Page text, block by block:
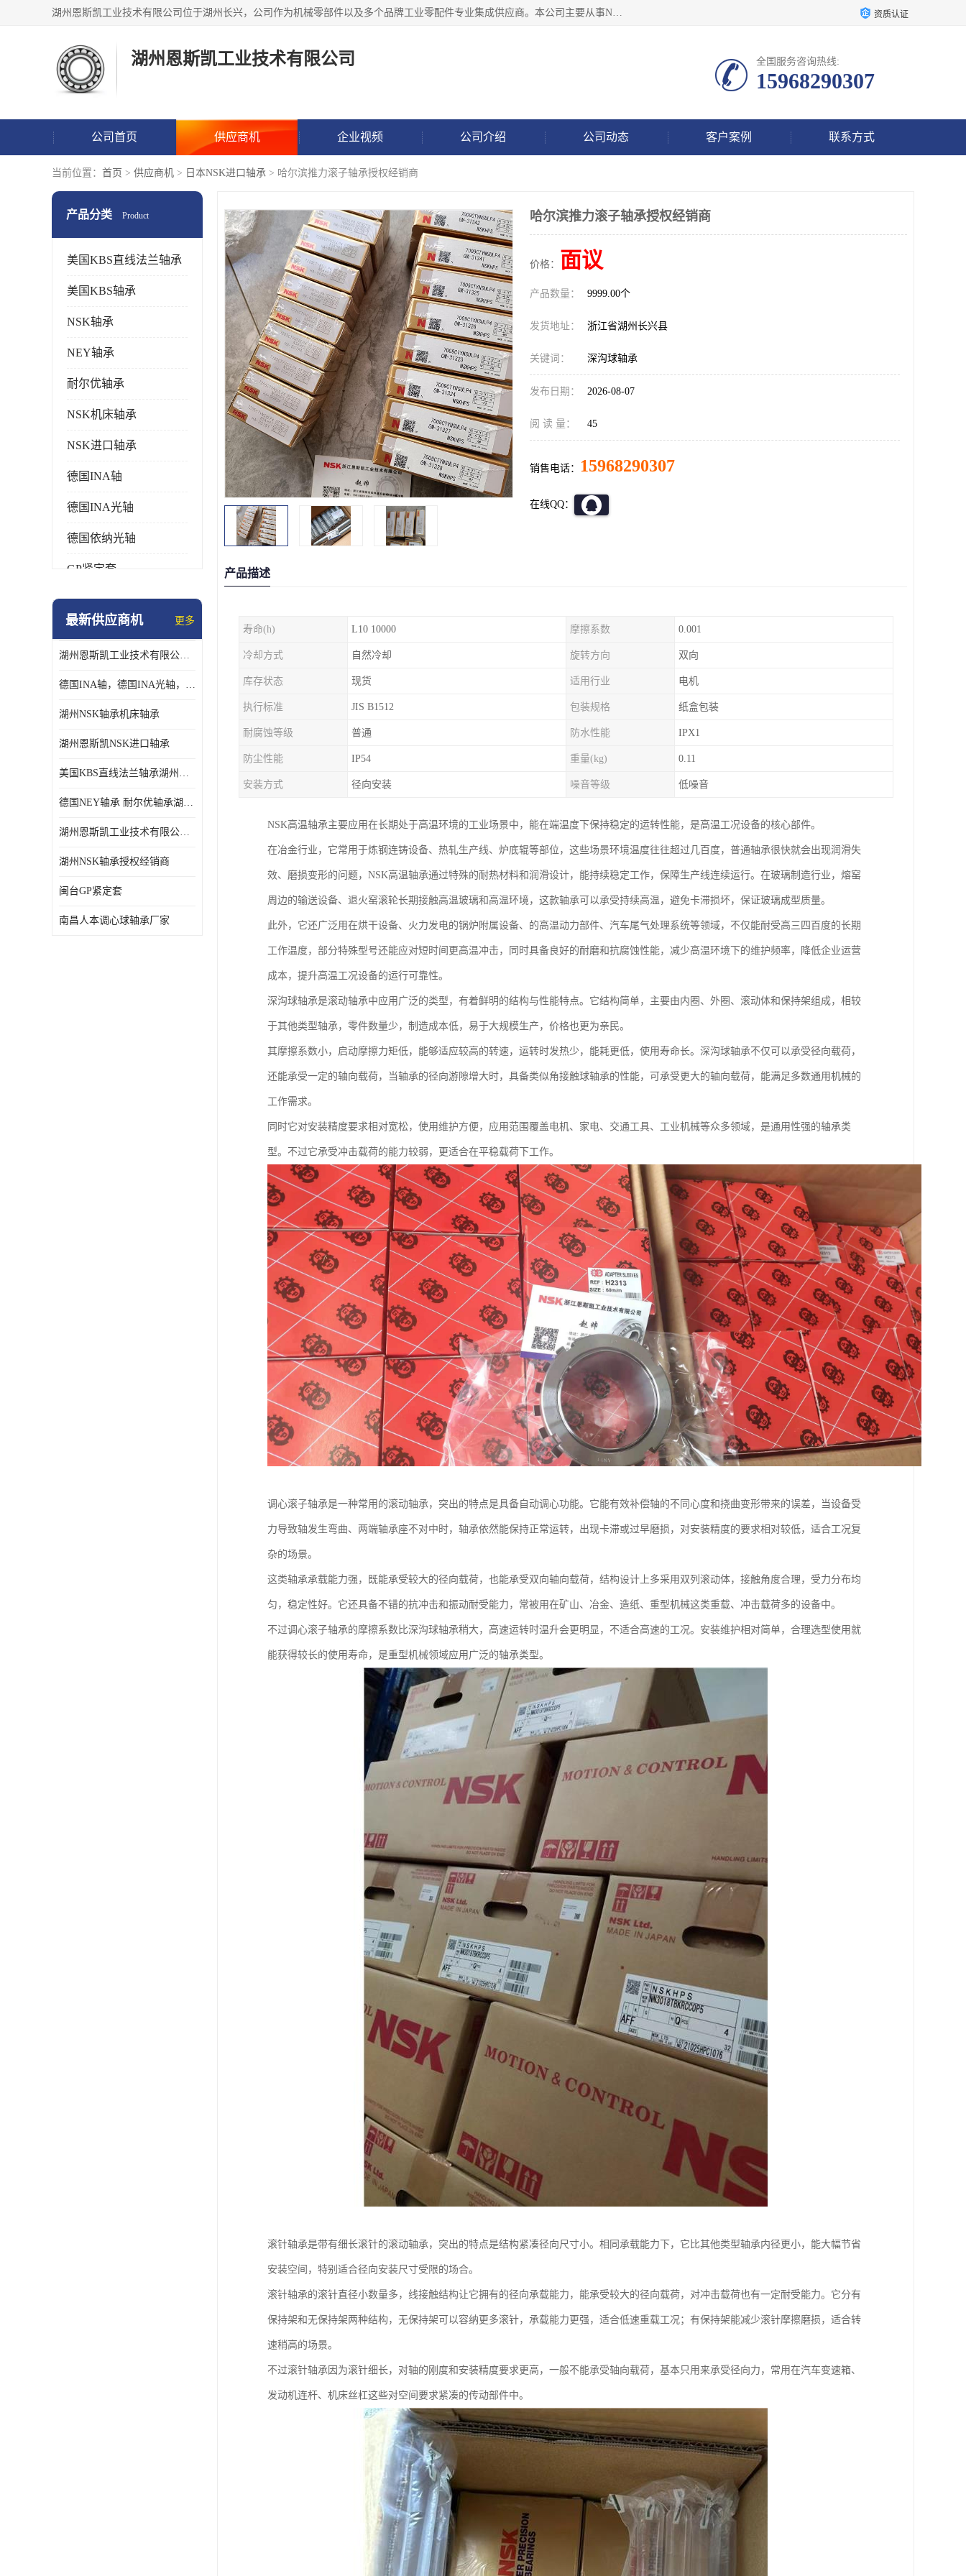
湖州恩斯凯工业技术有限公司位于湖州长兴，公司作为机械零部件以及多个品牌工业零配件专业集成供应商。本公司主要从事NSK进口轴承、SKF进口轴承、FAG进口轴承、NTN进口轴承、国产轴承：ZWZ、HRB、C&U轴承外球面轴承、导轨、丝杠、滑块、 润滑油、工业皮带及其他工业零部件的销售. 资质认证
湖州恩斯凯工业技术有限公司 全国服务咨询热线:
15968290307
公司首页 供应商机 企业视频 公司介绍 公司动态 客户案例 联系方式
当前位置： 首页 > 供应商机 > 日本NSK进口轴承 > 哈尔滨推力滚子轴承授权经销商
产品分类 Product
美国KBS直线法兰轴承
美国KBS轴承
NSK轴承
NEY轴承
耐尔优轴承
NSK机床轴承
NSK进口轴承
德国INA轴
德国INA光轴
德国依纳光轴
GP紧定套
SKF轴承
日本NSK进口轴承
德国INA进口轴承
最新供应商机 更多
湖州恩斯凯工业技术有限公司 湖州NSK轴承
德国INA轴，德国INA光轴，德国依纳光轴
湖州NSK轴承机床轴承
湖州恩斯凯NSK进口轴承
美国KBS直线法兰轴承湖州KBS轴承
德国NEY轴承 耐尔优轴承湖州代理商
湖州恩斯凯工业技术有限公司NSK轴承*经销商
湖州NSK轴承授权经销商
闽台GP紧定套
南昌人本调心球轴承厂家
哈尔滨推力滚子轴承授权经销商
价格： 面议
产品数量： 9999.00个
发货地址： 浙江省湖州长兴县
关键词： 深沟球轴承
发布日期： 2026-08-07
阅 读 量： 45
销售电话： 15968290307
在线QQ：
产品描述
寿命(h) L10 10000 摩擦系数 0.001
冷却方式 自然冷却 旋转方向 双向
库存状态 现货 适用行业 电机
执行标准 JIS B1512 包装规格 纸盒包装
耐腐蚀等级 普通 防水性能 IPX1
防尘性能 IP54 重量(kg) 0.11
安装方式 径向安装 噪音等级 低噪音
NSK高温轴承主要应用在长期处于高温环境的工业场景中，能在端温度下保持稳定的运转性能，是高温工况设备的核心部件。
在冶金行业，它常用于炼钢连铸设备、热轧生产线、炉底辊等部位，这些场景环境温度往往超过几百度，普通轴承很快就会出现润滑失
效、磨损变形的问题，NSK高温轴承通过特殊的耐热材料和润滑设计，能持续稳定工作，保障生产线连续运行。在玻璃制造行业，熔窑
周边的输送设备、退火窑滚轮长期接触高温玻璃和高温环境，这款轴承可以承受持续高温，避免卡滞损坏，保证玻璃成型质量。
此外，它还广泛用在烘干设备、火力发电的锅炉附属设备、的高温动力部件、汽车尾气处理系统等领域，不仅能耐受高三四百度的长期
工作温度，部分特殊型号还能应对短时间更高温冲击，同时具备良好的耐磨和抗腐蚀性能，减少高温环境下的维护频率，降低企业运营
成本，提升高温工况设备的运行可靠性。
深沟球轴承是滚动轴承中应用广泛的类型，有着鲜明的结构与性能特点。它结构简单，主要由内圈、外圈、滚动体和保持架组成，相较
于其他类型轴承，零件数量少，制造成本低，易于大规模生产，价格也更为亲民。
其摩擦系数小，启动摩擦力矩低，能够适应较高的转速，运转时发热少，能耗更低，使用寿命长。深沟球轴承不仅可以承受径向载荷，
还能承受一定的轴向载荷，当轴承的径向游隙增大时，具备类似角接触球轴承的性能，可承受更大的轴向载荷，能满足多数通用机械的
工作需求。
同时它对安装精度要求相对宽松，使用维护方便，应用范围覆盖电机、家电、交通工具、工业机械等众多领域，是通用性强的轴承类
型。不过它承受冲击载荷的能力较弱，更适合在平稳载荷下工作。
调心滚子轴承是一种常用的滚动轴承，突出的特点是具备自动调心功能。它能有效补偿轴的不同心度和挠曲变形带来的误差，当设备受
力导致轴发生弯曲、两端轴承座不对中时，轴承依然能保持正常运转，出现卡滞或过早磨损，对安装精度的要求相对较低，适合工况复
杂的场景。
这类轴承承载能力强，既能承受较大的径向载荷，也能承受双向轴向载荷，结构设计上多采用双列滚动体，接触角度合理，受力分布均
匀，稳定性好。它还具备不错的抗冲击和振动耐受能力，常被用在矿山、冶金、造纸、重型机械这类重载、冲击载荷多的设备中。
不过调心滚子轴承的摩擦系数比深沟球轴承稍大，高速运转时温升会更明显，不适合高速的工况。安装维护相对简单，合理选型使用就
能获得较长的使用寿命，是重型机械领域应用广泛的轴承类型。
滚针轴承是带有细长滚针的滚动轴承，突出的特点是结构紧凑径向尺寸小。相同承载能力下，它比其他类型轴承内径更小，能大幅节省
安装空间，特别适合径向安装尺寸受限的场合。
滚针轴承的滚针直径小数量多，线接触结构让它拥有的径向承载能力，能承受较大的径向载荷，对冲击载荷也有一定耐受能力。它分有
保持架和无保持架两种结构，无保持架可以容纳更多滚针，承载能力更强，适合低速重载工况；有保持架能减少滚针摩擦磨损，适合转
速稍高的场景。
不过滚针轴承因为滚针细长，对轴的刚度和安装精度要求更高，一般不能承受轴向载荷，基本只用来承受径向力，常用在汽车变速箱、
发动机连杆、机床丝杠这些对空间要求紧凑的传动部件中。